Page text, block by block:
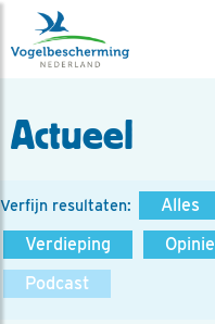
Actueel
Verfijn resultaten: Alles
Verdieping
Opinie
Podcast